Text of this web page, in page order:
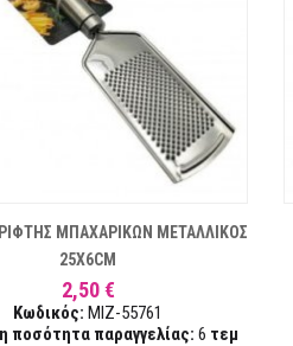
ΜΠΑΧΑΡΙΚΩΝ ΜΕΤΑΛΛΙΚΟΣ
25X6CM
2,50 €
Κωδικός: MIZ-55761
ποσότητα παραγγελίας: 6 τεμ
ΛΊΣΤΑ ΕΠΙΘΥΜΙΏΝ